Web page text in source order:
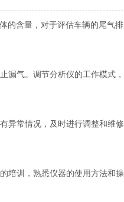
含量，对于评估车辆的尾气
气。调节分析仪的工作模式
常情况，及时进行调整和维
训，熟悉仪器的使用方法和